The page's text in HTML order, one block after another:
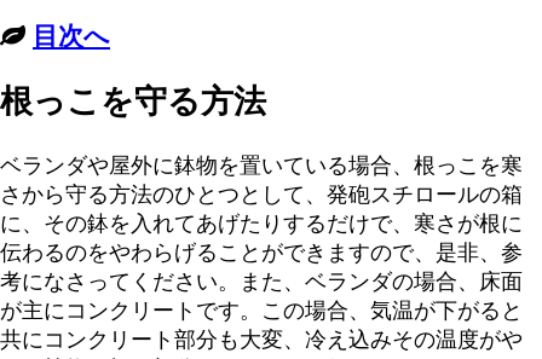
目次へ
根っこを守る方法
ベランダや屋外に鉢物を置いている場合、根っこを寒
さから守る方法のひとつとして、発砲スチロールの箱
に、その鉢を入れてあげたりするだけで、寒さが根に
伝わるのをやわらげることができますので、是非、参
考になさってください。また、ベランダの場合、床面
が主にコンクリートです。この場合、気温が下がると
共にコンクリート部分も大変、冷え込みその温度がや